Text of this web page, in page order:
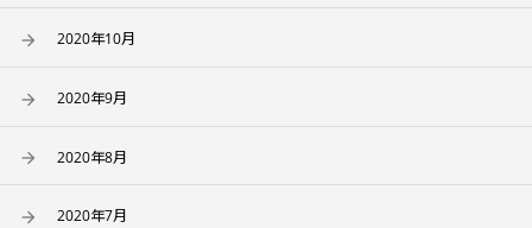
2020年10月
2020年9月
2020年8月
2020年7月